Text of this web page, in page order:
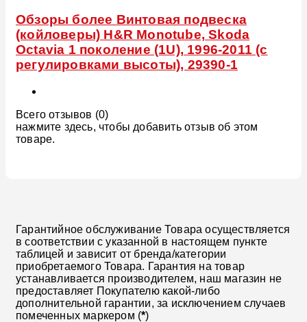
Обзоры более Винтовая подвеска
(койловеры) H&R Monotube, Skoda
Octavia 1 поколение (1U), 1996-2011 (с
регулировками высоты), 29390-1
Всего отзывов (0)
нажмите здесь, чтобы добавить отзыв об этом
товаре.
Гарантийное обслуживание Товара осуществляется
в соответствии с указанной в настоящем пункте
таблицей и зависит от бренда/категории
приобретаемого Товара. Гарантия на товар
устанавливается производителем, наш магазин не
предоставляет Покупателю какой-либо
дополнительной гарантии, за исключением случаев
помеченных маркером (*)